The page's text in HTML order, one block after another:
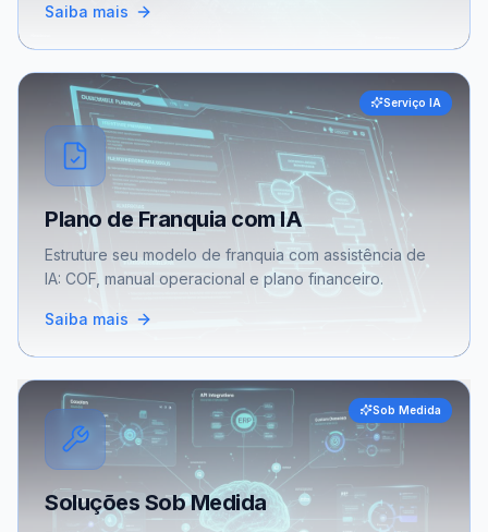
Saiba mais
Serviço IA
Plano de Franquia com IA
Estruture seu modelo de franquia com assistência de
IA: COF, manual operacional e plano financeiro.
Saiba mais
Sob Medida
Soluções Sob Medida